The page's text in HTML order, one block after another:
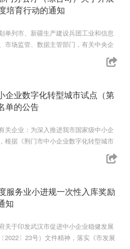
培育行动的通知
单列市、新疆生产建设兵团工业和信息
市场监管、数据主管部门，有关中央企
企业数字化转型城市试点（第
单的公告
关企业：为深入推进我市国家级中小企
根据《荆门市中小企业数字化转型城市
服务业小进规一次性入库奖励
知
关于印发武汉市促进中小企业稳健发展
2022〕23号）文件精神，落实《市发展